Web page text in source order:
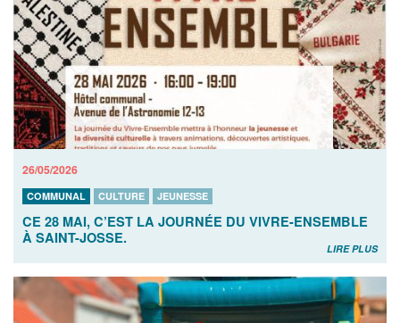
26/05/2026
COMMUNAL CULTURE JEUNESSE
CE 28 MAI, C’EST LA JOURNÉE DU VIVRE-ENSEMBLE
À SAINT-JOSSE.
LIRE PLUS